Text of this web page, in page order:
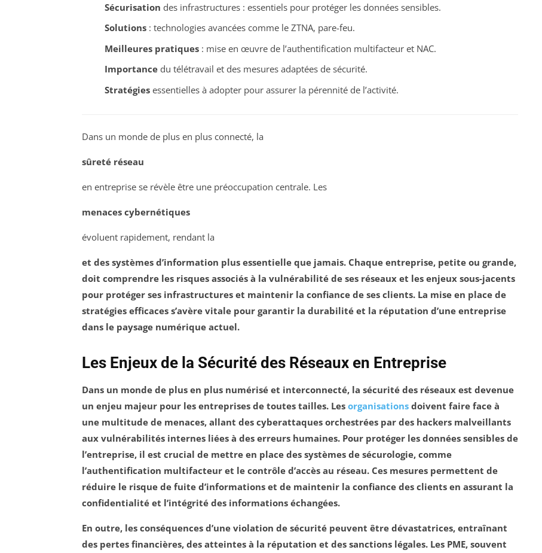
Sécurisation des infrastructures : essentiels pour protéger les données sensibles.
Solutions: technologies avancées comme le ZTNA, pare-feu.
Meilleures pratiques: mise en œuvre de l’authentification multifacteur et NAC.
Importancedu télétravail et des mesures adaptées de sécurité.
Stratégiesessentielles à adopter pour assurer la pérennité de l’activité.
Dans un monde de plus en plus connecté, la
sûreté réseau
en entreprise se révèle être une préoccupation centrale. Les
menaces cybernétiques
évoluent rapidement, rendant la
et des systèmes d’information plus essentielle que jamais. Chaque entreprise, petite ou grande,
doit comprendre les risques associés à la vulnérabilité de ses réseaux et les enjeux sous-jacents
pour protéger ses infrastructures et maintenir la confiance de ses clients. La mise en place de
stratégies efficaces s’avère vitale pour garantir la durabilité et la réputation d’une entreprise
dans le paysage numérique actuel.
Les Enjeux de la Sécurité des Réseaux en Entreprise
Dans un monde de plus en plus numérisé et interconnecté, la sécurité des réseaux est devenue
un enjeu majeur pour les entreprises de toutes tailles. Les organisations doivent faire face à
une multitude de menaces, allant des cyberattaques orchestrées par des hackers malveillants
aux vulnérabilités internes liées à des erreurs humaines. Pour protéger les données sensibles de
l’entreprise, il est crucial de mettre en place des systèmes de sécurologie, comme
l’authentification multifacteur et le contrôle d’accès au réseau. Ces mesures permettent de
réduire le risque de fuite d’informations et de maintenir la confiance des clients en assurant la
confidentialité et l’intégrité des informations échangées.
En outre, les conséquences d’une violation de sécurité peuvent être dévastatrices, entraînant
des pertes financières, des atteintes à la réputation et des sanctions légales. Les PME, souvent